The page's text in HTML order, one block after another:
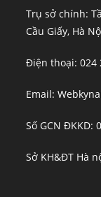
Trụ sở chính:
Cầu Giấy, Hà
Điện thoại: 024
Email:
Số GCN ĐKKD:
Sở KH&ĐT Hà